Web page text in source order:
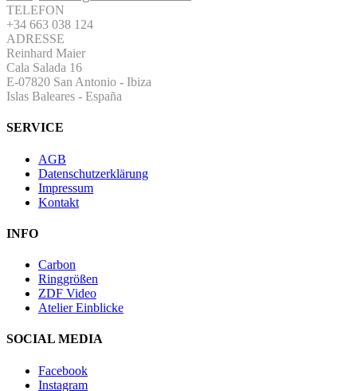
TELEFON
+34 663 038 124
ADRESSE
Reinhard Maier
Cala Salada 16
E-07820 San Antonio - Ibiza
Islas Baleares - España
SERVICE
AGB
Datenschutzerklärung
Impressum
Kontakt
INFO
Carbon
Ringgrößen
ZDF Video
Atelier Einblicke
SOCIAL MEDIA
Facebook
Instagram